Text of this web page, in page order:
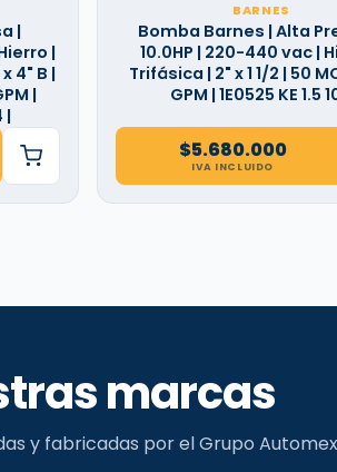
|
|
4" B |
|
|
BARNES
Bomba Barnes | Alta
10.0HP | 220-440 vac |
Trifásica | 2" x 1 1/2 | 50
GPM | 1E0525 KE 1.5
$5.680.000
IVA INCLUIDO
marcas
y fabricadas por el Grupo